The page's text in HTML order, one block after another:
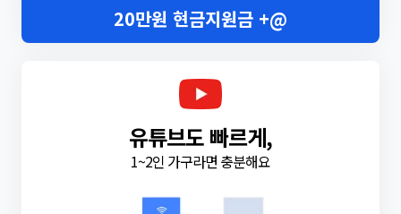
20만원 현금지원금 +@
유튜브도 빠르게,
1~2인 가구라면 충분해요